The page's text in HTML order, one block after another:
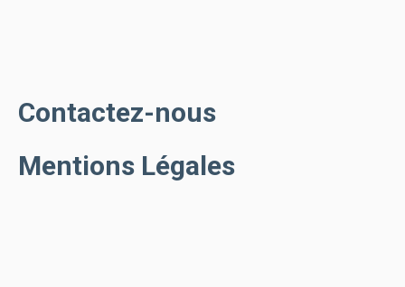
Contactez-nous
Mentions Légales